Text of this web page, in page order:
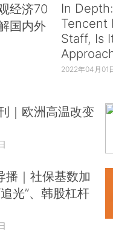
经济70
国内外
In
Tencent
Staff, Is
2022年04月01
｜欧洲高温改变
播｜社保基数加
光”、韩股杠杆